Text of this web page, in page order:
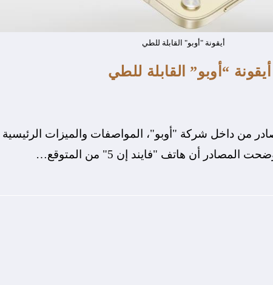
أيقونة "أوبو" القابلة للطي
“أوبو” القابلة للطي
داخل شركة "أوبو"، المواصفات والميزات الرئيسية